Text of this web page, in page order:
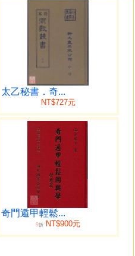
五卷。原線裝。【清】蔣
【清】章仲山直解。虛白廬
批注本。
地理辨正》以來，力闢偽
然「有洩天機之禁。故其言
《地理辨正》數十百家。本
佳以及最有影響力的註解：
山《地理辨正直解》合刻成
亦有異。姚氏註挨星: 「惟其
而相通者，以就陰陽之變化
同。姚氏強調易理、山水分
龍，豈可牽混也」，「蓋山
，乃論山水相見之陰陽，此
亦特別重視平洋水法「龍到
汪云吾等註接近。姚氏《地
脈秘本(輯入本叢刊蔣徒張仲
、《地理辨正發微》、民國
之學通易理，是活活潑潑，
太乙秘書．奇...
NT$727元
奇門遁甲輕鬆...
9折 NT$900元